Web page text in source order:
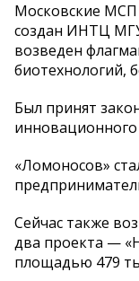
Московские МСП
создан ИНТЦ
возведен
биотехнологий,
Был принят
инновационного
«Ломоносов»
Сейчас также
два проекта —
площадью 479